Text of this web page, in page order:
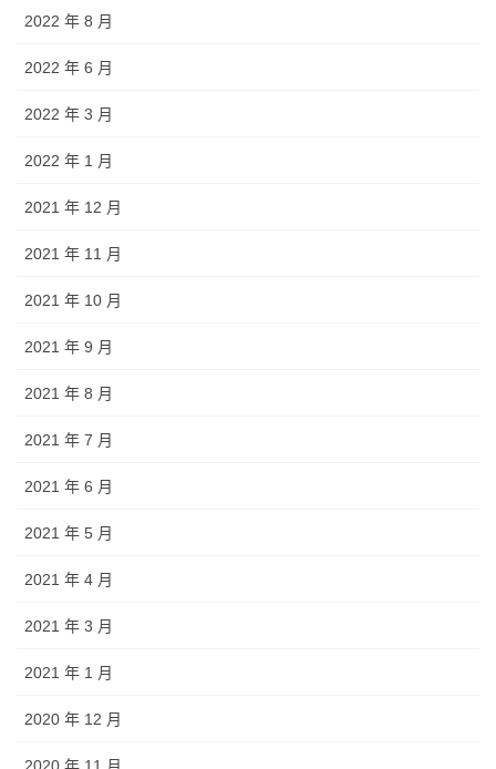
2022 年 8 月
2022 年 6 月
2022 年 3 月
2022 年 1 月
2021 年 12 月
2021 年 11 月
2021 年 10 月
2021 年 9 月
2021 年 8 月
2021 年 7 月
2021 年 6 月
2021 年 5 月
2021 年 4 月
2021 年 3 月
2021 年 1 月
2020 年 12 月
2020 年 11 月